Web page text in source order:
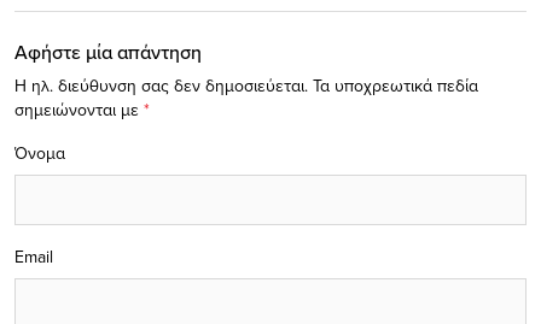
Αφήστε μία απάντηση
Η ηλ. διεύθυνση σας δεν δημοσιεύεται. Τα υποχρεωτικά πεδία
σημειώνονται με *
Όνομα
Email